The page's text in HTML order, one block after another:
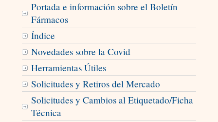
Portada e información sobre el Boletín
Fármacos
Índice
Novedades sobre la Covid
Herramientas Útiles
Solicitudes y Retiros del Mercado
Solicitudes y Cambios al Etiquetado/Ficha
Técnica